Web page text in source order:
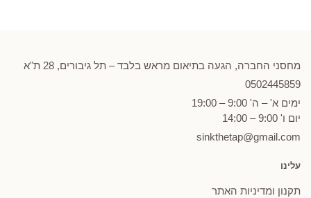
מחסני החברה, הגעה בתיאום מראש בלבד – תל גיבורים, 28 ת"א
0502445859
ימים א' – ה' 9:00 – 19:00
יום ו' 9:00 – 14:00
sinkthetap@gmail.com
עלינו
תקנון ומדיניות האתר